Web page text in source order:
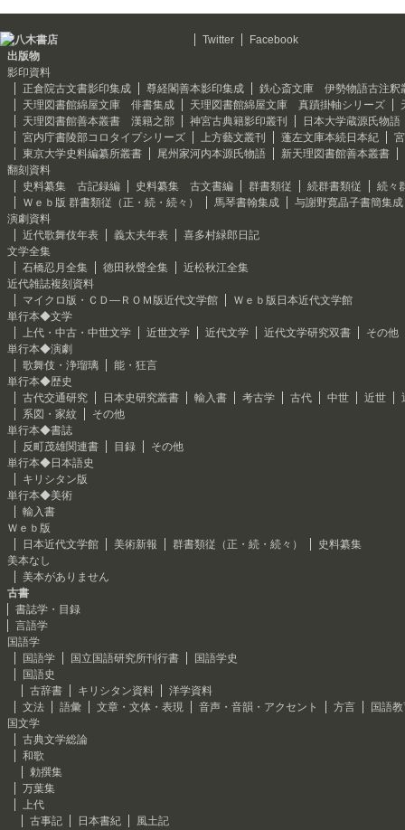
Twitter
Facebook
出版物
影印資料
正倉院古文書影印集成
尊経閣善本影印集成
鉄心斎文庫 伊勢物語古注釈
天理図書館綿屋文庫 俳書集成
天理図書館綿屋文庫 真蹟掛軸シリーズ
天理図書館善本叢書 漢籍之部
神宮古典籍影印叢刊
日本大学蔵源氏物語
宮内庁書陵部コロタイプシリーズ
上方藝文叢刊 蓬左文庫本続日本紀
東京大学史料編纂所叢書
尾州家河内本源氏物語
新天理図書館善本叢書
翻刻資料
史料纂集 古記録編
史料纂集 古文書編 群書類従 続群書類従
続々
Ｗｅｂ版 群書類従（正・続・続々）
馬琴書翰集成
与謝野寛晶子書簡集成
演劇資料
近代歌舞伎年表
義太夫年表
喜多村緑郎日記
文学全集
石橋忍月全集
徳田秋聲全集
近松秋江全集
近代雑誌複刻資料
マイクロ版・ＣＤ―ＲＯＭ版近代文学館
Ｗｅｂ版日本近代文学館
単行本◆文学
上代・中古・中世文学
近世文学 近代文学 近代文学研究双書
その他
単行本◆演劇
歌舞伎・浄瑠璃
能・狂言
単行本◆歴史
古代交通研究
日本史研究叢書 輸入書 考古学 古代 中世 近世
系図・家紋
その他
単行本◆書誌
反町茂雄関連書
目録
その他
単行本◆日本語史
キリシタン版
単行本◆美術
輸入書
Ｗｅｂ版
日本近代文学館
美術新報 群書類従（正・続・続々）
史料纂集
美本なし
美本がありません
古書
書誌学・目録
言語学
国語学
国語学
国立国語研究所刊行書
国語学史
国語史
古辞書
キリシタン資料
洋学資料
文法
語彙 文章・文体・表現 音声・音韻・アクセント 方言
国語
国文学
古典文学総論
和歌
勅撰集
万葉集
上代
古事記
日本書紀
風土記